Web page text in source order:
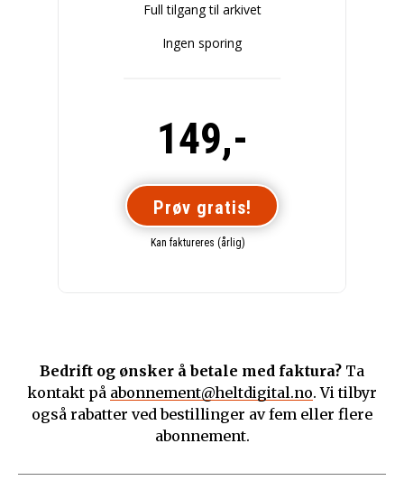
Full tilgang til arkivet
Ingen sporing
149,-
Prøv gratis!
Kan faktureres (årlig)
Bedrift og ønsker å betale med faktura? Ta
kontakt på abonnement@heltdigital.no. Vi tilbyr
også rabatter ved bestillinger av fem eller flere
abonnement.